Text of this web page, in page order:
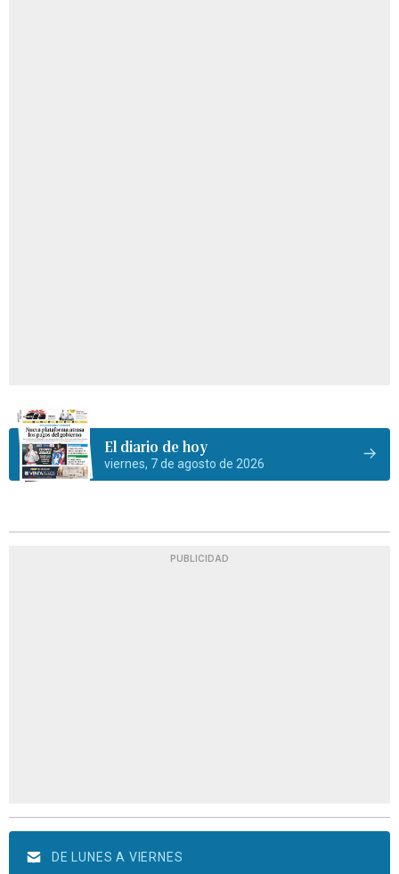
El diario de hoy
viernes, 7 de agosto de 2026
PUBLICIDAD
DE LUNES A VIERNES